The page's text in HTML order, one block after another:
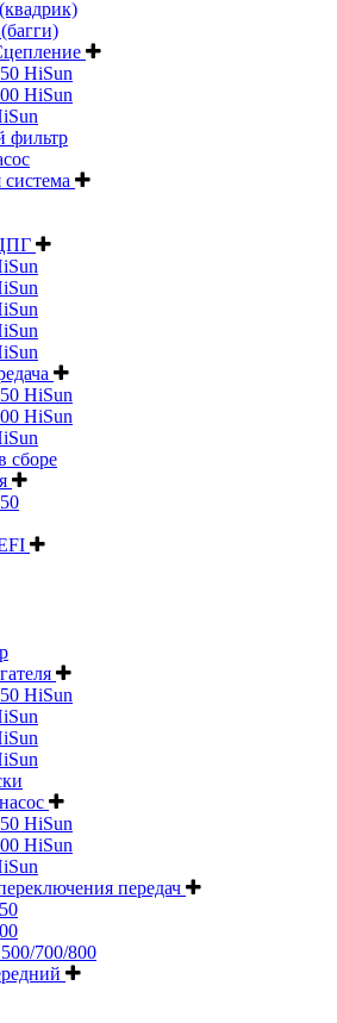
HiSun
HiSun
фильтр
HiSun
HiSun
сборе
HiSun
HiSun
HiSun
передач
700/800